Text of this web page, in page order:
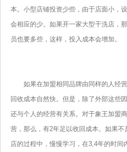
本。小型店铺投资少些，由于店面小，
会相应的少。如果开一家大型干洗店，
员也要多些，这样，投入成本会增加。
如果在加盟相同品牌由同样的人经营
回收成本自然快。但是，除了外部这些
还与个人的经营有关系。对于象王加盟
营，那么，有2年足以收回成本。如果
店的过程中，慢慢学习，在3,4年的时间